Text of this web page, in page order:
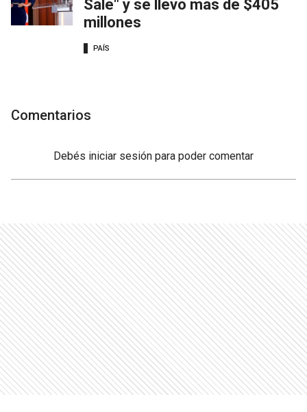
Sale" y se llevó más de $405
millones
PAÍS
Comentarios
Debés iniciar sesión para poder comentar